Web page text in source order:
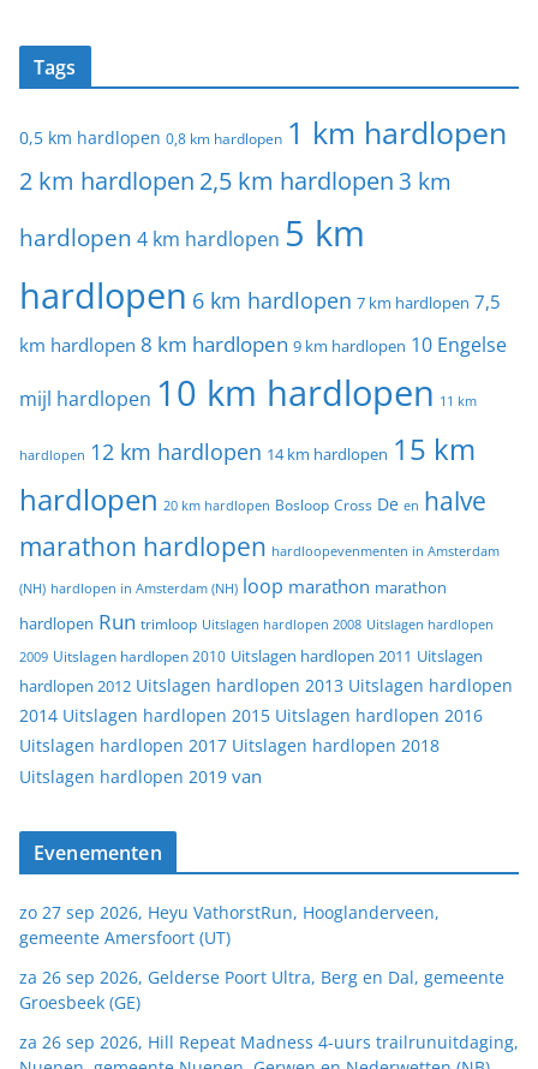
Tags
0,5 km hardlopen 0,8 km hardlopen 1 km hardlopen
2 km hardlopen 2,5 km hardlopen 3 km
hardlopen 4 km hardlopen 5 km
hardlopen 6 km hardlopen 7 km hardlopen 7,5
km hardlopen 8 km hardlopen 9 km hardlopen 10 Engelse
mijl hardlopen 10 km hardlopen 11 km
hardlopen 12 km hardlopen 14 km hardlopen 15 km
hardlopen 20 km hardlopen Bosloop Cross De en halve
marathon hardlopen hardloopevenmenten in Amsterdam
(NH) hardlopen in Amsterdam (NH) loop marathon marathon
hardlopen Run trimloop Uitslagen hardlopen 2008 Uitslagen hardlopen
2009 Uitslagen hardlopen 2010 Uitslagen hardlopen 2011 Uitslagen
hardlopen 2012 Uitslagen hardlopen 2013 Uitslagen hardlopen
2014 Uitslagen hardlopen 2015 Uitslagen hardlopen 2016
Uitslagen hardlopen 2017 Uitslagen hardlopen 2018
Uitslagen hardlopen 2019 van
Evenementen
zo 27 sep 2026, Heyu VathorstRun, Hooglanderveen,
gemeente Amersfoort (UT)
za 26 sep 2026, Gelderse Poort Ultra, Berg en Dal, gemeente
Groesbeek (GE)
za 26 sep 2026, Hill Repeat Madness 4-uurs trailrunuitdaging,